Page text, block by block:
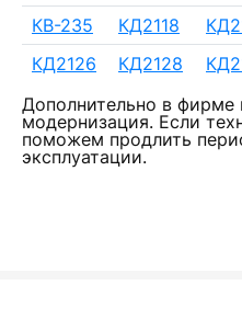
КВ-235
КД2118
КД2126
КД2128
Дополнительно в фирме
модернизация. Если
поможем продлить
эксплуатации.